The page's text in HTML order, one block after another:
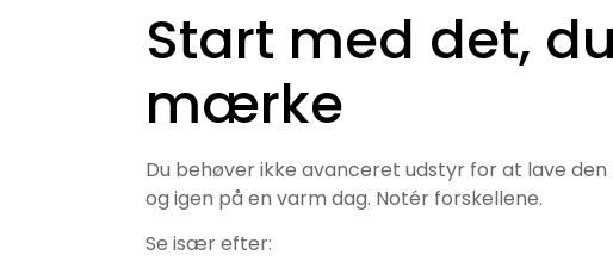
Start med det,
mærke
Du behøver ikke avanceret udstyr for at lave
og igen på en varm dag. Notér forskellene.
Se især efter: